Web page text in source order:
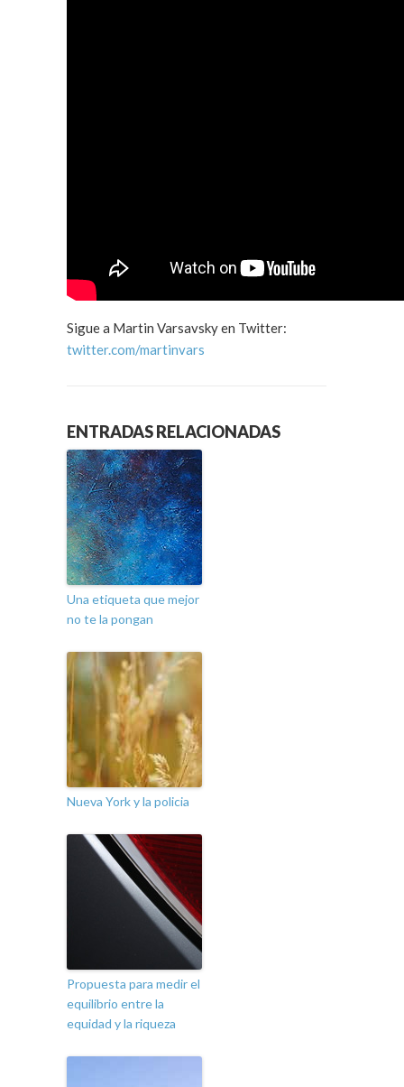
Sigue a Martin Varsavsky en Twitter:
twitter.com/martinvars
ENTRADAS RELACIONADAS
Una etiqueta que mejor
no te la pongan
Nueva York y la policia
Propuesta para medir el
equilibrio entre la
equidad y la riqueza